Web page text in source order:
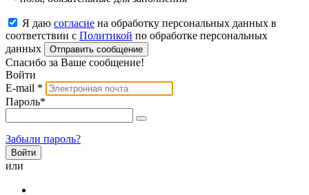
Я даю согласие на обработку персональных данных в
соответствии с Политикой по обработке персональных
данных
Отправить сообщение
Спасибо за Ваше сообщение!
Войти
E-mail *
Пароль*
Забыли пароль?
или